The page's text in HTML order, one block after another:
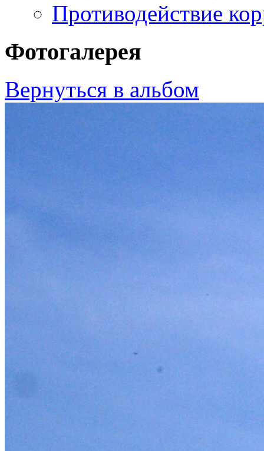
Противодействие
Фотогалерея
Вернуться в альбом